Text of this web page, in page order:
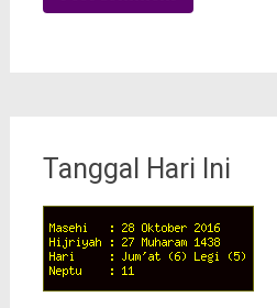
Tanggal Hari Ini